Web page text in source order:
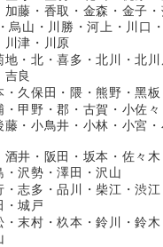
加藤・香取・金森・金子
烏山・川勝・河上・川口
川津・川原
地・北・喜多・北川・北
吉良
・久保田・隈・熊野・黑
・甲野・郡・古賀・小佐々
藤・小鳥井・小林・小宮
酒井・阪田・坂本・佐々木
・沢勢・澤田・沢山
・志多・品川・柴江・渋
・城戸
・末村・杦本・鈴川・鈴木